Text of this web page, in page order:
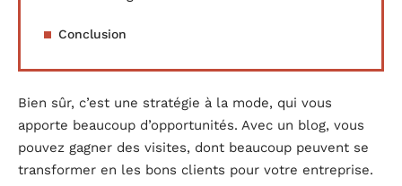
Conclusion
Bien sûr, c’est une stratégie à la mode, qui vous
apporte beaucoup d’opportunités. Avec un blog, vous
pouvez gagner des visites, dont beaucoup peuvent se
transformer en les bons clients pour votre entreprise.